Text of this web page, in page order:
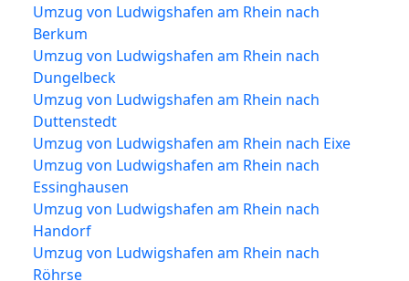
Umzug von Ludwigshafen am Rhein nach
Berkum
Umzug von Ludwigshafen am Rhein nach
Dungelbeck
Umzug von Ludwigshafen am Rhein nach
Duttenstedt
Umzug von Ludwigshafen am Rhein nach Eixe
Umzug von Ludwigshafen am Rhein nach
Essinghausen
Umzug von Ludwigshafen am Rhein nach
Handorf
Umzug von Ludwigshafen am Rhein nach
Röhrse